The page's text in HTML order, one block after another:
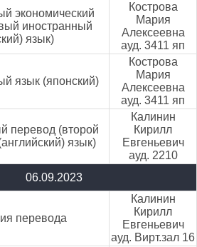
экономический
иностранный
язык)
Кострова
Мария
Алексеевна
ауд. 3411 яп
язык (японский)
Кострова
Мария
Алексеевна
ауд. 3411 яп
перевод (второй
язык)
Калинин
Кирилл
Евгеньевич
ауд. 2210
06.09.2023
перевода
Калинин
Кирилл
Евгеньевич
ауд. Вирт.зал 16